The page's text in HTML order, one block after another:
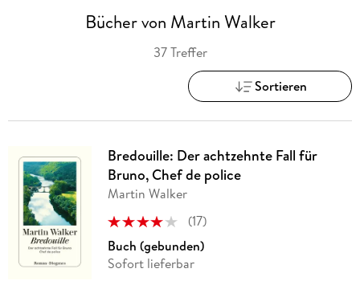
Bücher von Martin Walker
37 Treffer
Sortieren
Bredouille: Der achtzehnte Fall für
Bruno, Chef de police
Martin Walker
(17)
Buch (gebunden)
Sofort lieferbar